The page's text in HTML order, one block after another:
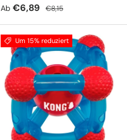
Verkaufspreis
Ab €6,89 Normaler Preis
€8,15
Um 15% reduziert